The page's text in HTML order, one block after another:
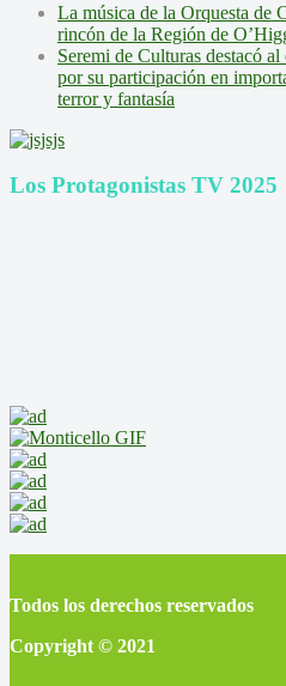
La música de la Orquesta de
rincón de la Región de
Seremi de Culturas destacó
por su participación en
terror y fantasía
Los Protagonistas TV 2025
Todos los derechos reservados
Copyright © 2021